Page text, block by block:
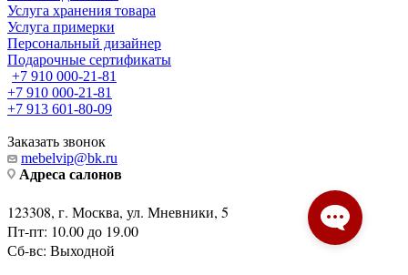
Услуга хранения товара
Услуга примерки
Персональный дизайнер
Подарочные сертификаты
+7 910 000-21-81
+7 910 000-21-81
+7 913 601-80-09
Заказать звонок
mebelvip@bk.ru
Адреса салонов
123308, г. Москва, ул. Мневники, 5
Пт-пт: 10.00 до 19.00
Сб-вс: Выходной